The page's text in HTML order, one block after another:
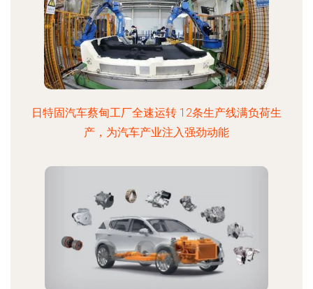
日特固汽车蔡甸工厂全速运转 12条生产线满负荷生
产，为汽车产业注入强劲动能